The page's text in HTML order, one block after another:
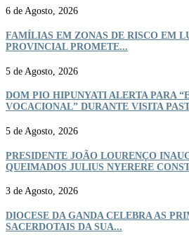
6 de Agosto, 2026
FAMÍLIAS EM ZONAS DE RISCO EM
PROVINCIAL PROMETE...
5 de Agosto, 2026
DOM PIO HIPUNYATI ALERTA PARA
VOCACIONAL” DURANTE VISITA
5 de Agosto, 2026
PRESIDENTE JOÃO LOURENÇO
QUEIMADOS JULIUS NYERERE
3 de Agosto, 2026
DIOCESE DA GANDA CELEBRA AS
SACERDOTAIS DA SUA...